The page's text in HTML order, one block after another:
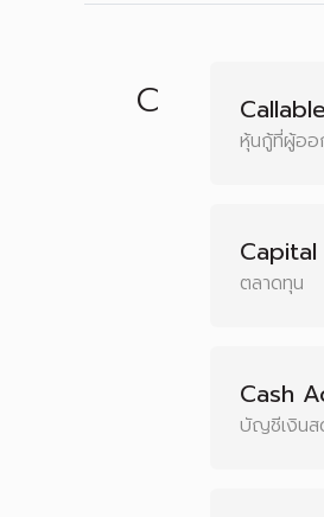
C
หุ้นกู้ที่ผู้อ
ตลาดทุน
Cash
บัญชีเงินส